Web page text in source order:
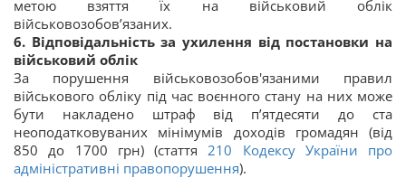
метою взяття їх на військовий облік
військовозобов’язаних.
6. Відповідальність за ухилення від постановки на
військовий облік
За порушення військовозобов'язаними правил
військового обліку під час воєнного стану на них може
бути накладено штраф від п’ятдесяти до ста
неоподатковуваних мінімумів доходів громадян (від
850 до 1700 грн) (стаття 210 Кодексу України про
адміністративні правопорушення).